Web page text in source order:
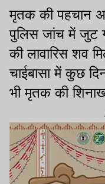
मृतक की पहचान
पुलिस जांच में जुट
की लावारिस शव
चाईबासा में कुछ
भी मृतक की